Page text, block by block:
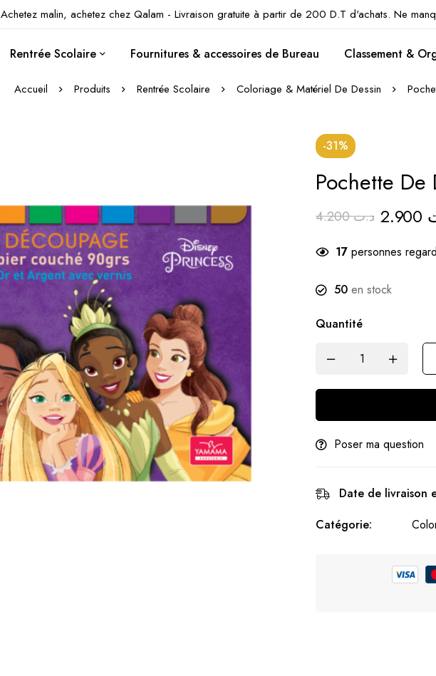
Achetez malin, achetez chez Qalam - Livraison gratuite à partir de 200 D.T d'achats. Ne
Rentrée Scolaire Fournitures & accessoires de Bureau Classement &
Accueil Produits Rentrée Scolaire Coloriage & Matériel De Dessin
-31%
Pochette
د.ت4.200
19 personnes
50 en stock
Quantité
Poser ma question
Date de livraison
Catégorie: